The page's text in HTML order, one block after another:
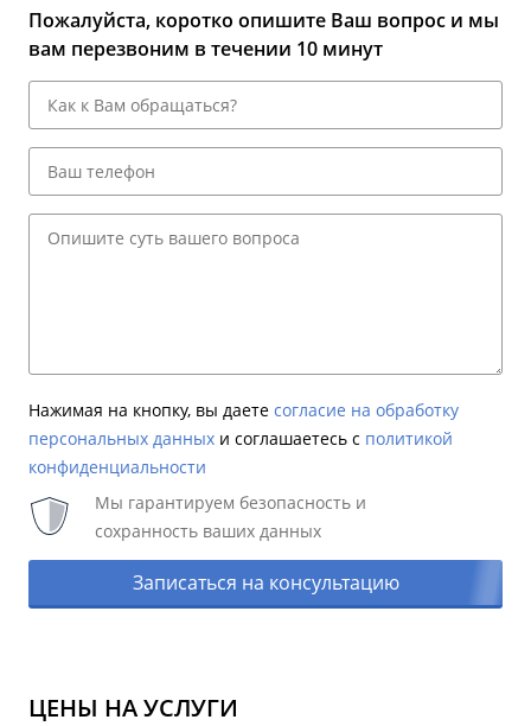
Пожалуйста, коротко опишите Ваш вопрос и мы
вам перезвоним в течении 10 минут
Нажимая на кнопку, вы даете согласие на обработку
персональных данных и соглашаетесь c политикой
конфиденциальности
Мы гарантируем безопасность и
сохранность ваших данных
Записаться на консультацию
ЦЕНЫ НА УСЛУГИ